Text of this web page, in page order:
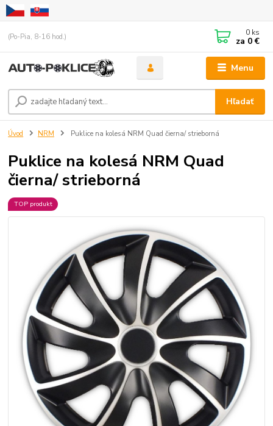
Menu
Hľadať
(Po-Pia, 8-16 hod.) 0 ks
za 0 €
Úvod NRM Puklice na kolesá NRM Quad čierna/ strieborná
Puklice na kolesá NRM Quad
čierna/ strieborná
TOP produkt